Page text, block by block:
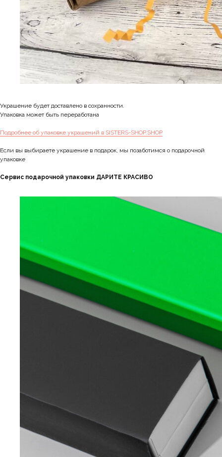
Украшение будет доставлено в сохранности.
Упаковка может быть переработана
Подробнее об упаковке украшений в SISTERS-SHOP.SHOP
Если вы выбираете украшение в подарок, мы позаботимся о подарочной
упаковке
Сервис подарочной упаковки ДАРИТЕ КРАСИВО